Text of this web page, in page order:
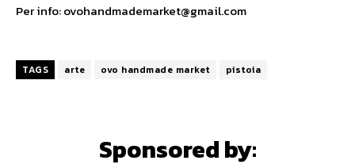
Per info: ovohandmademarket@gmail.com
TAGS arte ovo handmade market pistoia
Sponsored by: